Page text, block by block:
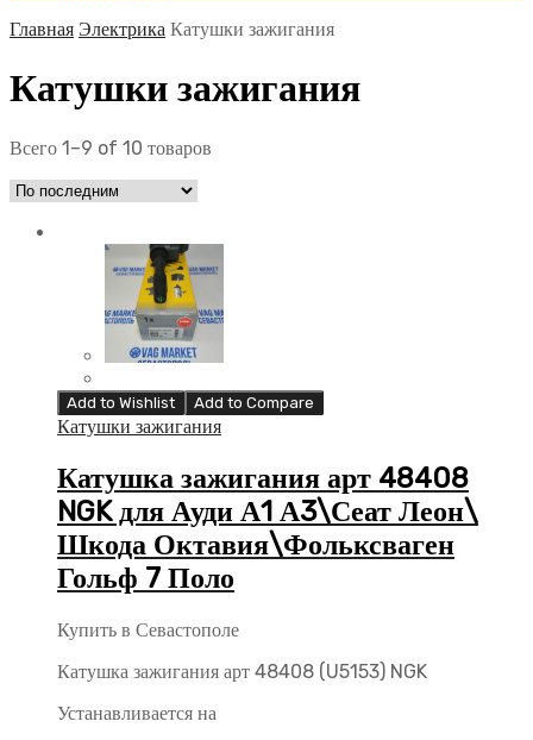
Главная Электрика Катушки зажигания
Катушки зажигания
Всего 1–9 of 10 товаров
Add to Wishlist Add to Compare
Катушки зажигания
Катушка зажигания арт 48408
NGK для Ауди А1 А3\Сеат Леон\
Шкода Октавия\Фольксваген
Гольф 7 Поло
Купить в Севастополе
Катушка зажигания арт 48408 (U5153) NGK
Устанавливается на